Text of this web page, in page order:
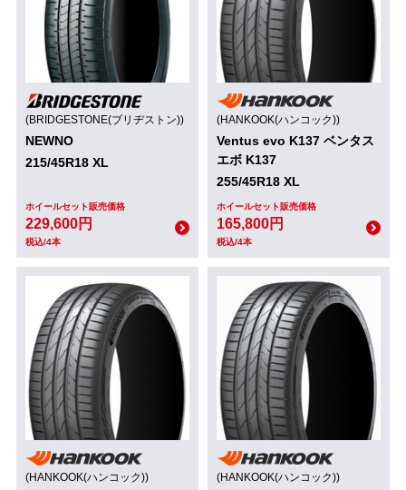
(BRIDGESTONE(ブリヂストン))
NEWNO
215/45R18 XL
ホイールセット販売価格
229,600円
税込/4本
(HANKOOK(ハンコック))
Ventus evo K137 ベンタス
エボ K137
255/45R18 XL
ホイールセット販売価格
165,800円
税込/4本
(HANKOOK(ハンコック)) (HANKOOK(ハンコック))